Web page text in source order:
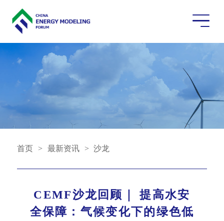
首页 > 最新资讯 > 沙龙
CEMF沙龙回顾｜ 提高水安
全保障：气候变化下的绿色低